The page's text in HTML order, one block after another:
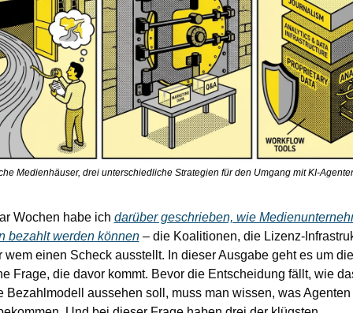
Medienhäuser, drei unterschiedliche Strategien für den Umgang mit KI-
Wochen habe ich darüber geschrieben, wie
bezahlt werden können – die Koalitionen, die Lizenz-
wem einen Scheck ausstellt. In dieser Ausgabe geht es um die
Frage, die davor kommt. Bevor die Entscheidung fällt, wie
Bezahlmodell aussehen soll, muss man wissen, was